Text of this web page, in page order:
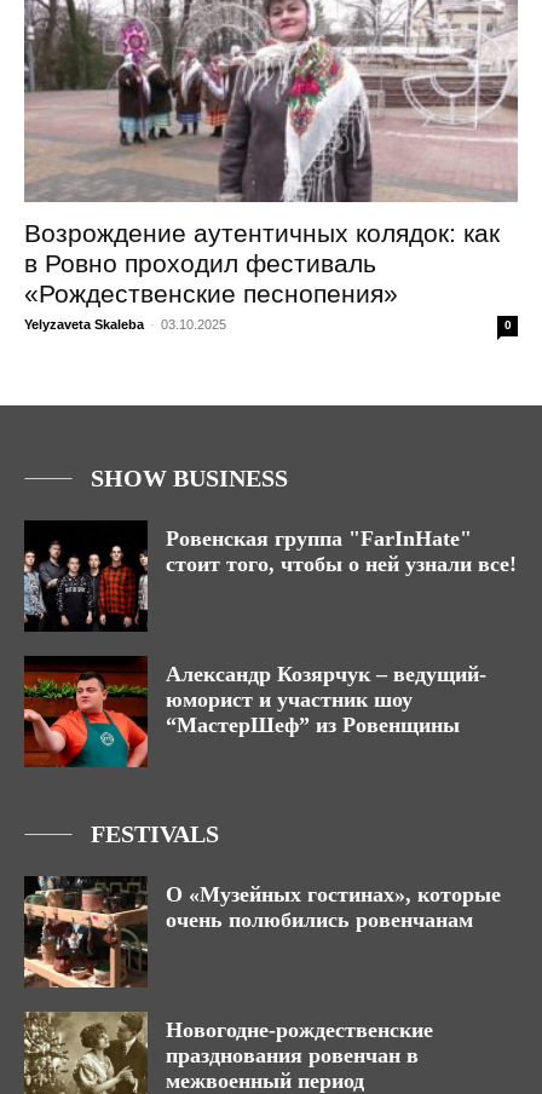
Возрождение аутентичных колядок: как
в Ровно проходил фестиваль
«Рождественские песнопения»
Yelyzaveta Skaleba - 03.10.2025 0
SHOW BUSINESS
Ровенская группа "FarInHate"
стоит того, чтобы о ней узнали все!
Александр Козярчук – ведущий-
юморист и участник шоу
“МастерШеф” из Ровенщины
FESTIVALS
О «Музейных гостинах», которые
очень полюбились ровенчанам
Новогодне-рождественские
празднования ровенчан в
межвоенный период